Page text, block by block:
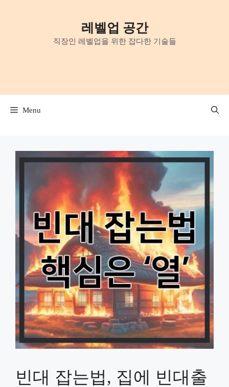
레벨업 공간
직장인 레벨업을 위한 잡다한 기술들
Menu
빈대 잡는법, 집에 빈대출